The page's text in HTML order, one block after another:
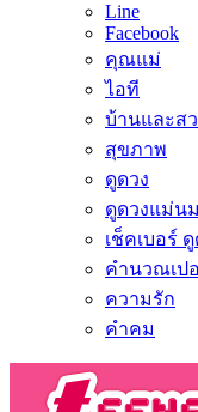
Line
Facebook
คุณแม่
ไอที
บ้านและส
สุขภาพ
ดูดวง
ดูดวงแม่น
เช็คเบอร์
คำนวณเป
ความรัก
คำคม